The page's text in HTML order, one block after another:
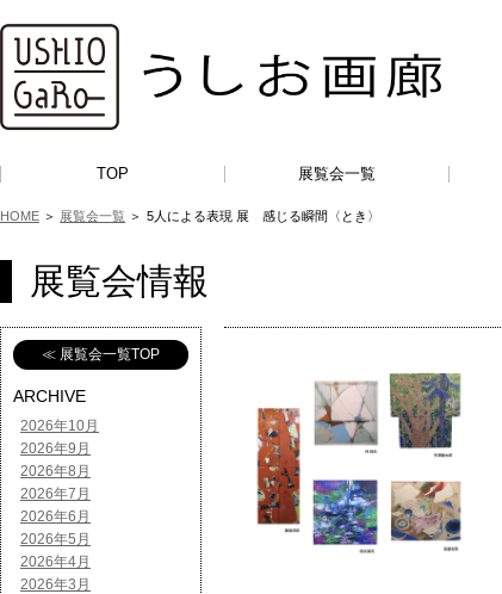
TOP 展覧会一覧
HOME ＞ 展覧会一覧 ＞ 5人による表現 展 感じる瞬間〈とき〉
展覧会情報
≪ 展覧会一覧TOP
ARCHIVE
2026年10月
2026年9月
2026年8月
2026年7月
2026年6月
2026年5月
2026年4月
2026年3月